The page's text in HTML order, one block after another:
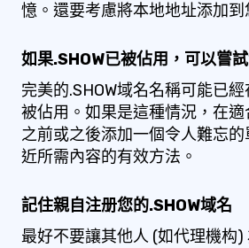
憶。還要考慮將本地地址添加到
如果.SHOW已被佔用，可以嘗
完美的.SHOW域名名稱可能已
被佔用。如果是這種情況，在
之前或之後添加一個令人難忘
近所需內容的有效方法。
記住親自注册您的.SHOW域名
最好不要讓其他人 (如代理機构)